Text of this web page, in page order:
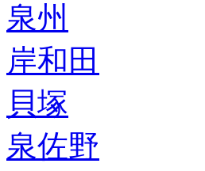
泉州
岸和田
貝塚
泉佐野